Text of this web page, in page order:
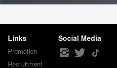
Links
Promotion
Recruitment
Social Media